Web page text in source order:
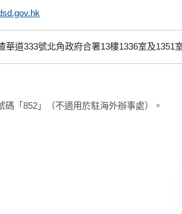
華道333號北角政府合署13樓1336室及1351
「852」（不適用於駐海外辦事處）。